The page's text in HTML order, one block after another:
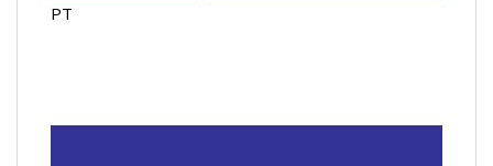
PT